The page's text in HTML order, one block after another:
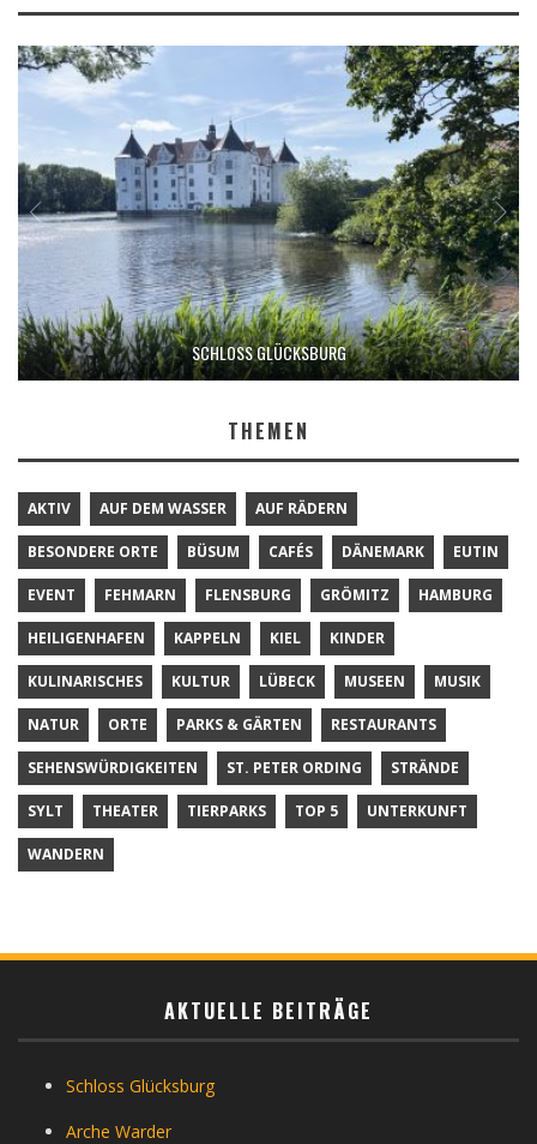
SCHLOSS GLÜCKSBURG
THEMEN
AKTIV AUF DEM WASSER AUF RÄDERN
BESONDERE ORTE BÜSUM CAFÉS DÄNEMARK EUTIN
EVENT FEHMARN FLENSBURG GRÖMITZ HAMBURG
HEILIGENHAFEN KAPPELN KIEL KINDER
KULINARISCHES KULTUR LÜBECK MUSEEN MUSIK
NATUR ORTE PARKS & GÄRTEN RESTAURANTS
SEHENSWÜRDIGKEITEN ST. PETER ORDING STRÄNDE
SYLT THEATER TIERPARKS TOP 5 UNTERKUNFT
WANDERN
AKTUELLE BEITRÄGE
Schloss Glücksburg
Arche Warder